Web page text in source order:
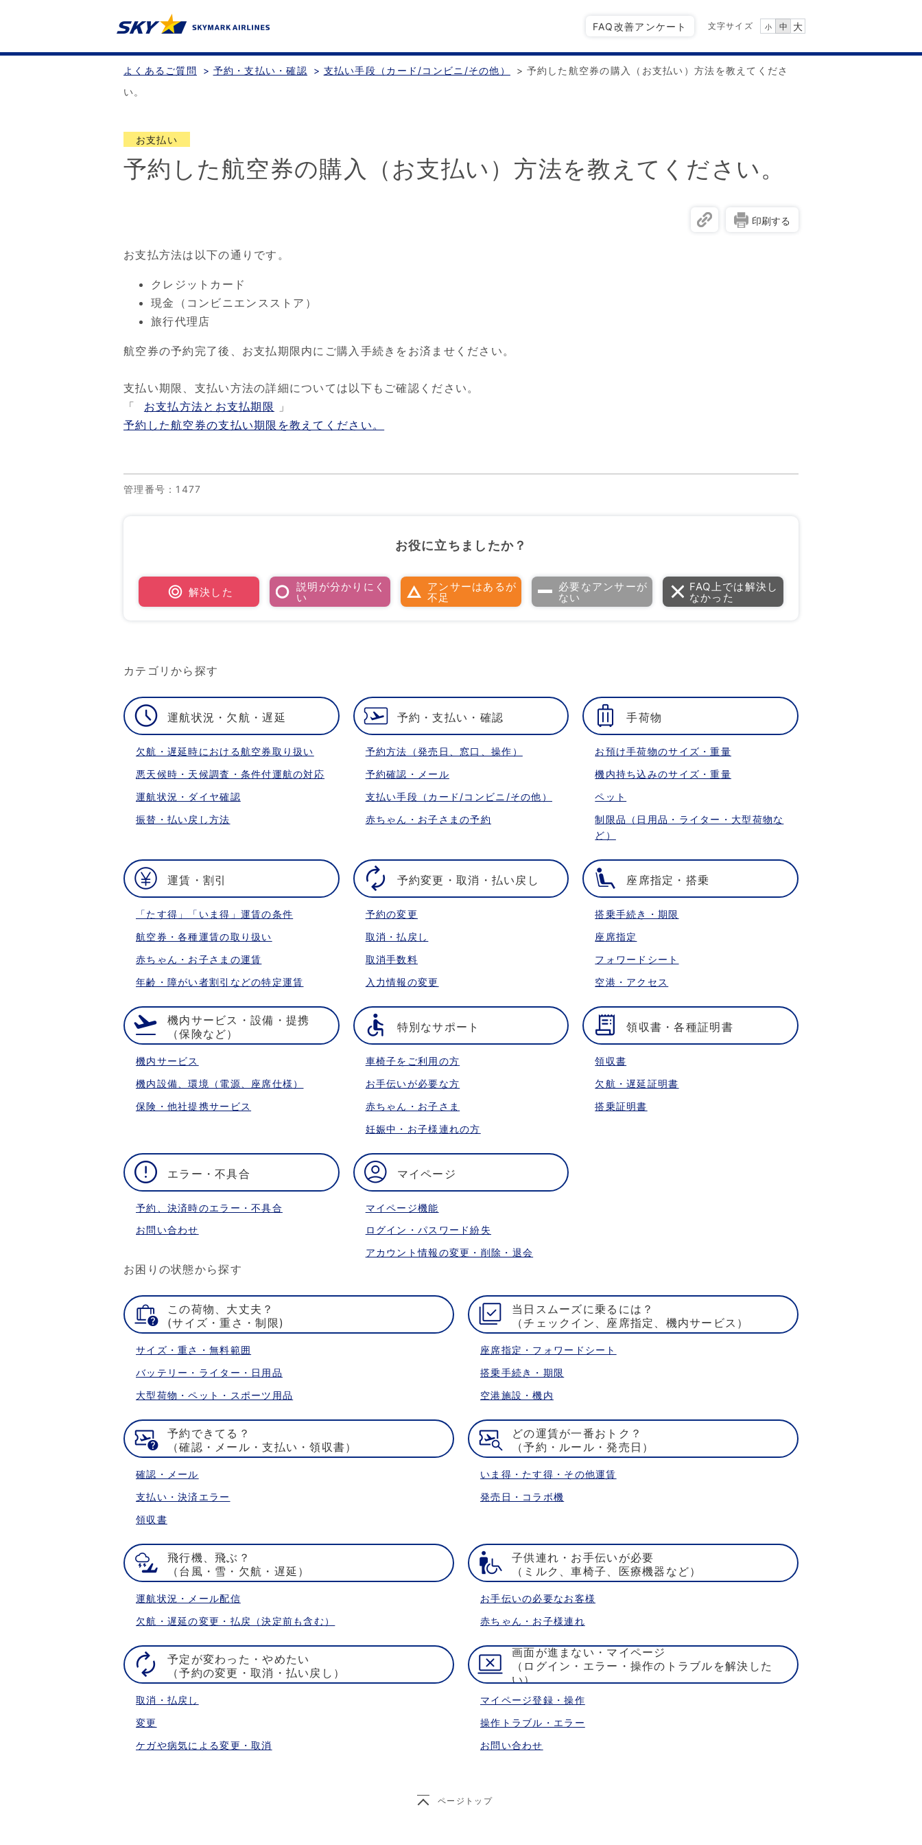
FAQ改善アンケート 文字サイズ 小 中 大
よくあるご質問 > 予約・支払い・確認 > 支払い手段（カード/コンビニ/その他） > 予約した航空券の購入（お支払い）方法を教えてくださ
い。
お支払い
予約した航空券の購入（お支払い）方法を教えてください。
印刷する
お支払方法は以下の通りです。
クレジットカード
現金（コンビニエンスストア）
旅行代理店
航空券の予約完了後、お支払期限内にご購入手続きをお済ませください。
支払い期限、支払い方法の詳細については以下もご確認ください。
「 お支払方法とお支払期限 」
予約した航空券の支払い期限を教えてください。
管理番号 ：1477
お役に立ちましたか？
解決した
説明が分かりにく
い
アンサーはあるが
不足
必要なアンサーが
ない
FAQ上では解決し
なかった
カテゴリから探す
運航状況・欠航・遅延
欠航・遅延時における航空券取り扱い
悪天候時・天候調査・条件付運航の対応
運航状況・ダイヤ確認
振替・払い戻し方法
予約・支払い・確認
予約方法（発売日、窓口、操作）
予約確認・メール
支払い手段（カード/コンビニ/その他）
赤ちゃん・お子さまの予約
手荷物
お預け手荷物のサイズ・重量
機内持ち込みのサイズ・重量
ペット
制限品（日用品・ライター・大型荷物な
ど）
運賃・割引
「たす得」「いま得」運賃の条件
航空券・各種運賃の取り扱い
赤ちゃん・お子さまの運賃
年齢・障がい者割引などの特定運賃
予約変更・取消・払い戻し
予約の変更
取消・払戻し
取消手数料
入力情報の変更
座席指定・搭乗
搭乗手続き・期限
座席指定
フォワードシート
空港・アクセス
機内サービス・設備・提携
（保険など）
機内サービス
機内設備、環境（電源、座席仕様）
保険・他社提携サービス
特別なサポート
車椅子をご利用の方
お手伝いが必要な方
赤ちゃん・お子さま
妊娠中・お子様連れの方
領収書・各種証明書
領収書
欠航・遅延証明書
搭乗証明書
エラー・不具合
予約、決済時のエラー・不具合
お問い合わせ
マイページ
マイページ機能
ログイン・パスワード紛失
アカウント情報の変更・削除・退会
お困りの状態から探す
この荷物、大丈夫？
(サイズ・重さ・制限)
サイズ・重さ・無料範囲
バッテリー・ライター・日用品
大型荷物・ペット・スポーツ用品
当日スムーズに乗るには？
（チェックイン、座席指定、機内サービス）
座席指定・フォワードシート
搭乗手続き・期限
空港施設・機内
予約できてる？
（確認・メール・支払い・領収書）
確認・メール
支払い・決済エラー
領収書
どの運賃が一番おトク？
（予約・ルール・発売日）
いま得・たす得・その他運賃
発売日・コラボ機
飛行機、飛ぶ？
（台風・雪・欠航・遅延）
運航状況・メール配信
欠航・遅延の変更・払戻（決定前も含む）
子供連れ・お手伝いが必要
（ミルク、車椅子、医療機器など）
お手伝いの必要なお客様
赤ちゃん・お子様連れ
予定が変わった・やめたい
（予約の変更・取消・払い戻し）
取消・払戻し
変更
ケガや病気による変更・取消
画面が進まない・マイページ
（ログイン・エラー・操作のトラブルを解決した
い）
マイページ登録・操作
操作トラブル・エラー
お問い合わせ
ページトップ